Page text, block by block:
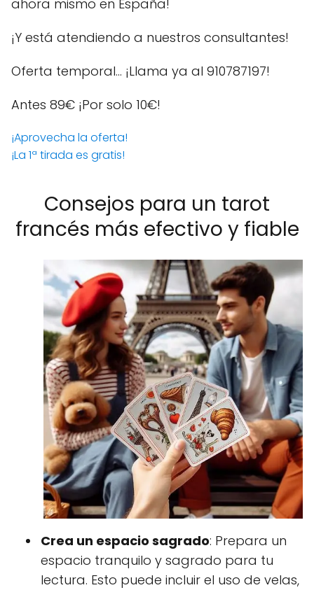
ahora mismo en España!
¡Y está atendiendo a nuestros consultantes!
Oferta temporal… ¡Llama ya al 910787197!
Antes 89€ ¡Por solo 10€!
¡Aprovecha la oferta!
¡La 1ª tirada es gratis!
Consejos para un tarot
francés más efectivo y fiable
Crea un espacio sagrado: Prepara un
espacio tranquilo y sagrado para tu
lectura. Esto puede incluir el uso de velas,